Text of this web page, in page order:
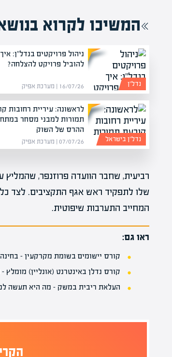
המשיכו לקרוא
ניהול פרויקטים בנדל"ן: איך
להוביל פרויקט להצלחה?
16/07/26 | מערכת אפיק נדל”ן
לראשונה: עיריית רחובות
תמורות למבני מסחר
ההרס של השוק
07/07/26 | מערכת אפיק נדל”ן בישראל
רביעית, שחבר הוועדה פרוזנפר, שהמליץ
שלו לתפקיד ראש אגף התקציבים. לצד
המחייב התערבות שיפוטית.
ראו גם:
קורס יישומים בשומת מקרקעין‎‎ – בחינה 1מ 2 בחינות סופיות בשמאות מקרקעין – מכללת אפיק
קורס נדלן באינטרנט (אונליין) מומלץ
העלאת ריבית במשק – מה היא תעשה